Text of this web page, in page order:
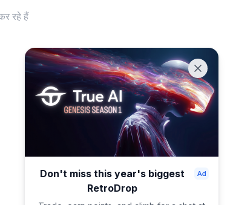
रहे हैं
Don't miss this year's biggest
RetroDrop